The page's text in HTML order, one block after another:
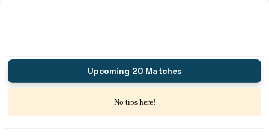
Upcoming 20 Matches
No tips here!